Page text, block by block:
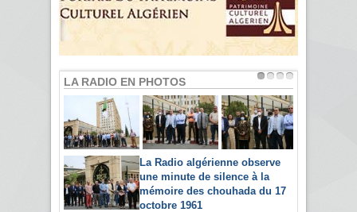
LA RADIO EN PHOTOS
La Radio algérienne observe
une minute de silence à la
mémoire des chouhada du 17
octobre 1961